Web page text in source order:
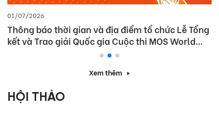
01/07/2026
Thông báo thời gian và địa điểm tổ chức Lễ Tổng
kết và Trao giải Quốc gia Cuộc thi MOS World
Xem thêm
HỘI THẢO